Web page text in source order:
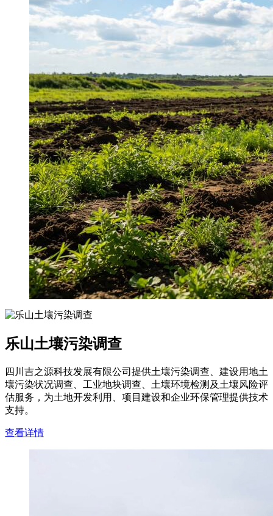
乐山土壤污染调查
四川吉之源科技发展有限公司提供土壤污染调查、建设用地土
壤污染状况调查、工业地块调查、土壤环境检测及土壤风险评
估服务，为土地开发利用、项目建设和企业环保管理提供技术
支持。
查看详情